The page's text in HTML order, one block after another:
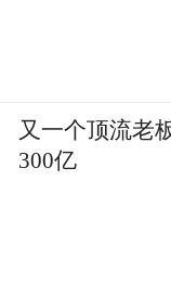
又一个顶流老
300亿